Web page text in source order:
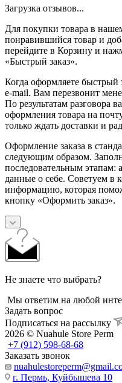
Загрузка отзывов...
Для покупки товара в
понравившийся товар и
перейдите в Корзину и
«Быстрый заказ».
Когда оформляете
e-mail. Вам перезвонит
По результатам разговора
оформления товара на
только ждать доставки и
Оформление заказа в
следующим образом.
последовательным этапам:
данные о себе. Советуем в
информацию, которая
кнопку «Оформить заказ».
Не знаете что выбрать?
Мы ответим на любой
Задать вопрос
Подписаться на рассылку
2026 © Nuahule Store Perm
+7 (912) 598-68-68
Заказать звонок
г. Пермь, Куйбышева 10